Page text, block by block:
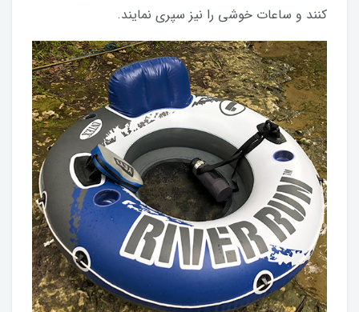
کنند و ساعات خوشی را نیز سپری نمایند.